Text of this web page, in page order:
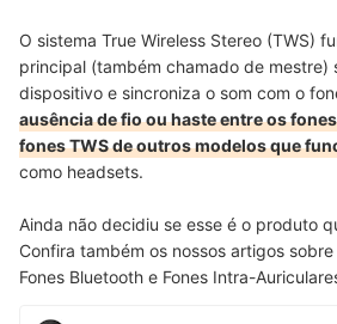
O sistema True Wireless Stereo (TWS)
principal (também chamado de mestre)
dispositivo e sincroniza o som com o
ausência de fio ou haste entre os
fones TWS de outros modelos que
como headsets.
Ainda não decidiu se esse é o produto
Confira também os nossos artigos
Fones Bluetooth e Fones Intra-